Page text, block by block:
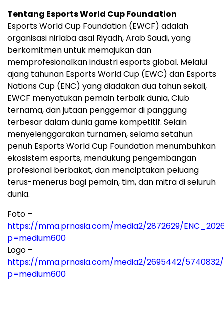
Tentang Esports World Cup Foundation
Esports World Cup Foundation (EWCF) adalah
organisasi nirlaba asal Riyadh, Arab Saudi, yang
berkomitmen untuk memajukan dan
memprofesionalkan industri esports global. Melalui
ajang tahunan Esports World Cup (EWC) dan Esports
Nations Cup (ENC) yang diadakan dua tahun sekali,
EWCF menyatukan pemain terbaik dunia, Club
ternama, dan jutaan penggemar di panggung
terbesar dalam dunia game kompetitif. Selain
menyelenggarakan turnamen, selama setahun
penuh Esports World Cup Foundation menumbuhkan
ekosistem esports, mendukung pengembangan
profesional berbakat, dan menciptakan peluang
terus-menerus bagi pemain, tim, dan mitra di seluruh
dunia.
Foto –
https://mma.prnasia.com/media2/2872629/
p=medium600
Logo –
https://mma.prnasia.com/media2/2695442/
p=medium600